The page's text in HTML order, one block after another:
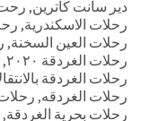
دير سانت كاترين, رحت
رحلات الاسكندرية,
رحلات العين السخنة,
رحلات الغردقة ٢٠٢٠
,
رحلات الغردقة
رحلات الغردقه,
رحلات بحرية الغردقة,